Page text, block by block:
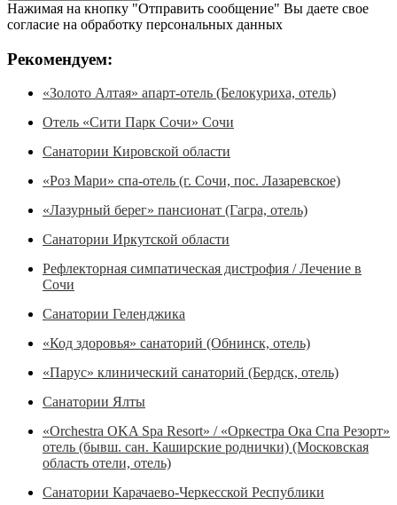
Нажимая на кнопку "Отправить сообщение" Вы даете свое
согласие на обработку персональных данных
Рекомендуем:
«Золото Алтая» апарт-отель (Белокуриха, отель)
Отель «Сити Парк Сочи» Сочи
Санатории Кировской области
«Роз Мари» спа-отель (г. Сочи, пос. Лазаревское)
«Лазурный берег» пансионат (Гагра, отель)
Санатории Иркутской области
Рефлекторная симпатическая дистрофия / Лечение в
Сочи
Санатории Геленджика
«Код здоровья» санаторий (Обнинск, отель)
«Парус» клинический санаторий (Бердск, отель)
Санатории Ялты
«Orchestra OKA Spa Resort» / «Оркестра Ока Спа Резорт»
отель (бывш. сан. Каширские роднички) (Московская
область отели, отель)
Санатории Карачаево-Черкесской Республики